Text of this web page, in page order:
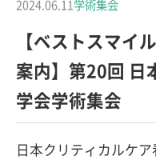
2024.06.11学術集会
【ベストスマイ
案内】第20回 日
学会学術集会
日本クリティカルケ